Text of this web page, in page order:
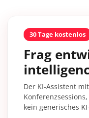
30 Tage kostenlos
Frag
Der KI-Assistent
kein generisches